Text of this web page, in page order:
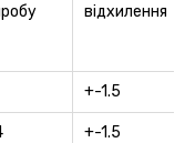
відхилення
+-1.5
+-1.5